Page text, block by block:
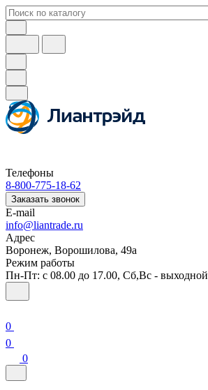
Телефоны
8-800-775-18-62
Заказать звонок
E-mail
info@liantrade.ru
Адрес
Воронеж, Ворошилова, 49а
Режим работы
Пн-Пт: c 08.00 до 17.00, Cб,Вс - выходной
0
0
0